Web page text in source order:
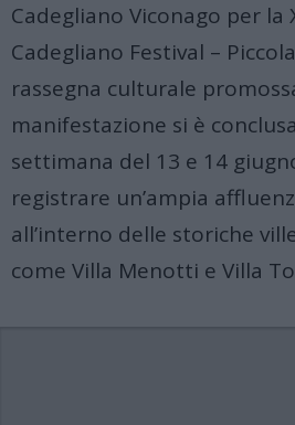
Cadegliano Viconago per la
Cadegliano Festival –
rassegna culturale
manifestazione si è
settimana del 13 e 14
registrare un’ampia
all’interno delle storiche
come Villa Menotti e Villa